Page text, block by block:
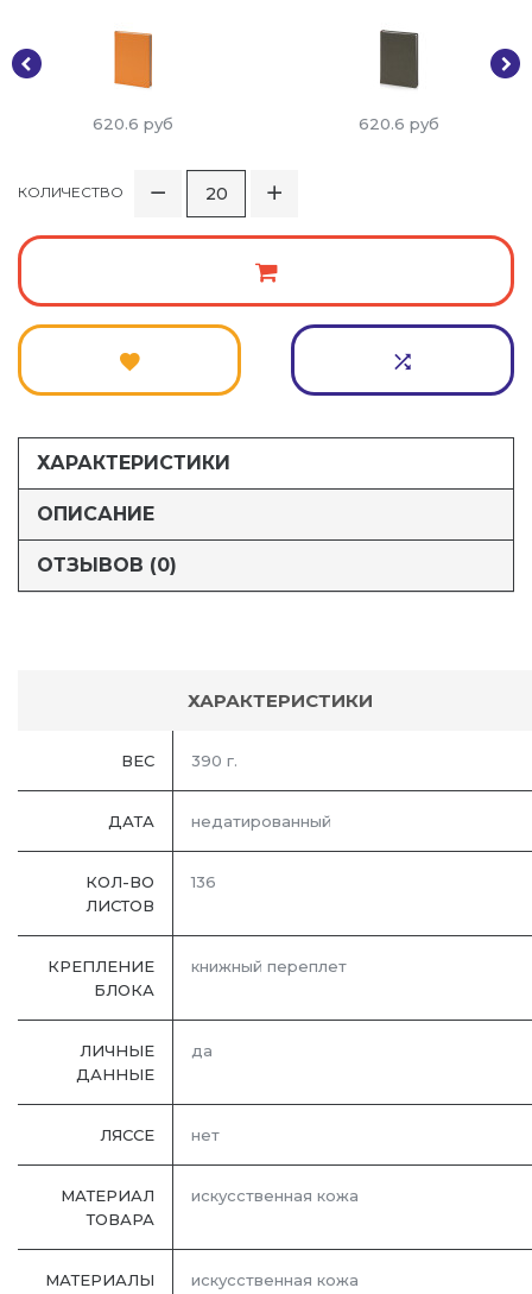
620.6 руб 620.6 руб
КОЛИЧЕСТВО
ХАРАКТЕРИСТИКИ
ОПИСАНИЕ
ОТЗЫВОВ (0)
ХАРАКТЕРИСТИКИ
ВЕС 390 г.
ДАТА недатированный
КОЛ-ВО
ЛИСТОВ
136
КРЕПЛЕНИЕ
БЛОКА
книжный переплет
ЛИЧНЫЕ
ДАННЫЕ
да
ЛЯССЕ нет
МАТЕРИАЛ
ТОВАРА
искусственная кожа
МАТЕРИАЛЫ искусственная кожа